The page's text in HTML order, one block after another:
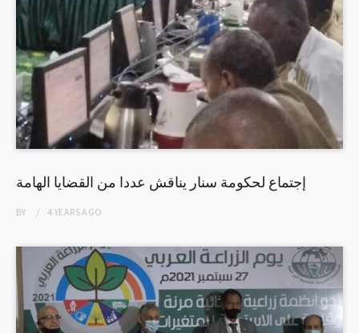
إجتماع لحكومة سنار يناقش عددا من القضايا الهامة
BY 4 YEARSAGO